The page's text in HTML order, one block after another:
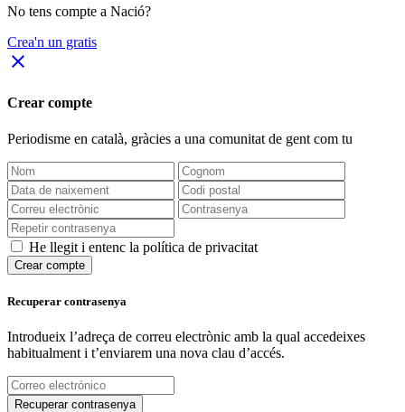
No tens compte a Nació?
Crea'n un gratis
close
Crear compte
Periodisme en català, gràcies a una comunitat de gent com tu
He llegit i entenc la política de privacitat
Crear compte
Recuperar contrasenya
Introdueix l’adreça de correu electrònic amb la qual accedeixes
habitualment i t’enviarem una nova clau d’accés.
Recuperar contrasenya